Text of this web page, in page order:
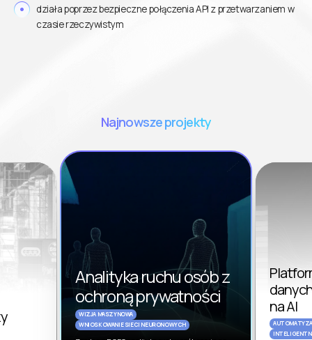
działa poprzez bezpieczne połączenia API z przetwarzaniem w
czasie rzeczywistym
Najnowsze projekty
Analityka ruchu osób z
ochroną prywatności
WIZJA MASZYNOWA
WNIOSKOWANIE SIECI NEURONOWYCH
na AI